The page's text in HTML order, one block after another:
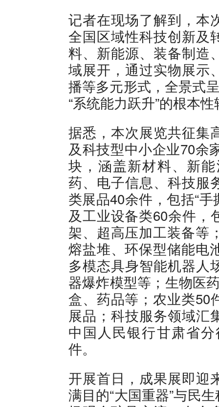
记者在现场了解到，本
全国区域性科技创新及
料、新能源、装备制造
域展开，通过实物展示
播等多元形式，全景式
“系统能力跃升”的根本
据悉，本次展览共征集
及科技型中小企业70余
块，涵盖新材料、新
药、电子信息、科技服
类展品40余件，包括“手
及工业设备类60余件，
架、超高压加工装备等
熔盐堆、环保型储能电
多模态具身智能机器人
器爆炸模型等；生物医
盒、药品等；农业类50
展品；科技服务领域汇
中国人民银行甘肃省
件。
开展首日，成果展即迎
满目的“大国重器”与民